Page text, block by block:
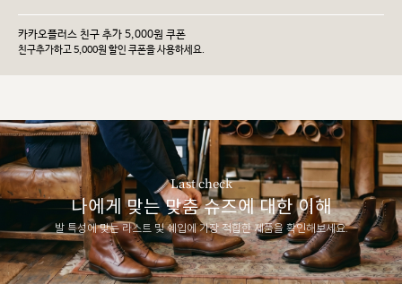
카카오플러스 친구 추가 5,000원 쿠폰
친구추가하고 5,000원 할인 쿠폰을 사용하세요.
Last check
나에게 맞는 맞춤 슈즈에 대한 이해
발 특성에 맞는 라스트 및 쉐입에 가장 적합한 제품을 확인해보세요.